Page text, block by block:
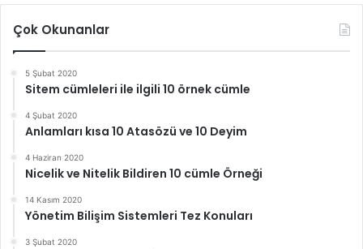
Çok Okunanlar
5 Şubat 2020
Sitem cümleleri ile ilgili 10 örnek cümle
4 Şubat 2020
Anlamları kısa 10 Atasözü ve 10 Deyim
4 Haziran 2020
Nicelik ve Nitelik Bildiren 10 cümle Örneği
14 Kasım 2020
Yönetim Bilişim Sistemleri Tez Konuları
3 Şubat 2020